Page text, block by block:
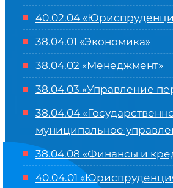
40.02.04
38.04.01 «Экономика»
38.04.02 «Менеджмент»
38.04.03 «Управление
38.04.04
муниципальное
38.04.08 «Финансы и
40.04.01